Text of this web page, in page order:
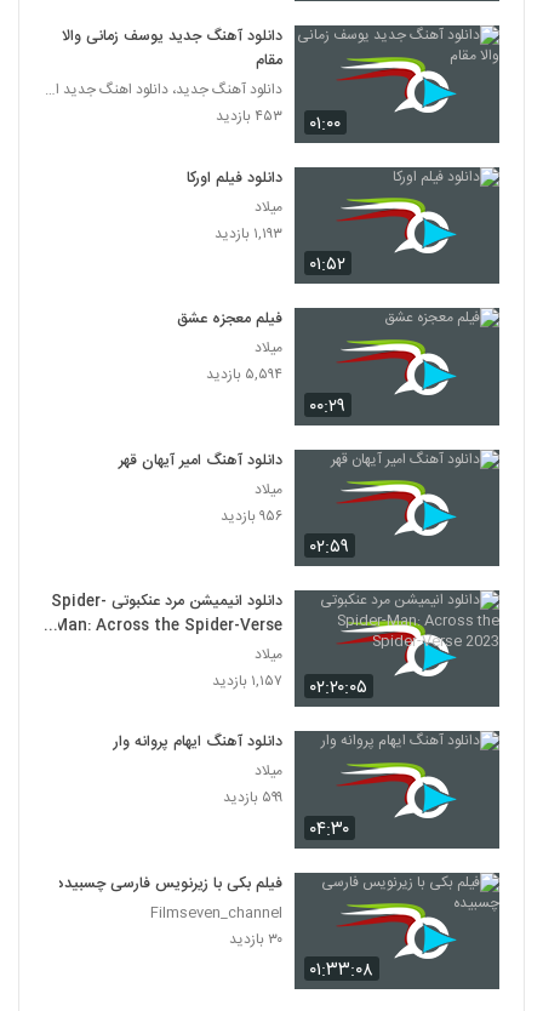
۰۱:۰۰
دانلود آهنگ جدید یوسف زمانی والا
مقام
دانلود آهنگ جدید، دانلود اهنگ جدید ایرانی
۴۵۳ بازدید
۰۱:۵۲
دانلود فیلم اورکا
میلاد
۱,۱۹۳ بازدید
۰۰:۲۹
فیلم معجزه عشق
میلاد
۵,۵۹۴ بازدید
۰۲:۵۹
دانلود آهنگ امیر آیهان قهر
میلاد
۹۵۶ بازدید
۰۲:۲۰:۰۵
دانلود انیمیشن مرد عنکبوتی Spider-
Man: Across the Spider-Verse
2023
میلاد
۱,۱۵۷ بازدید
۰۴:۳۰
دانلود آهنگ ایهام پروانه وار
میلاد
۵۹۹ بازدید
۰۱:۳۳:۰۸
فیلم بکی با زیرنویس فارسی چسبیده
Filmseven_channel
۳۰ بازدید